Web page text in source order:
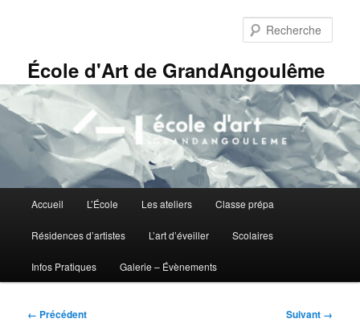
principalÉcole d'Art de GrandAngoulême
principal
Accueil L’École Les ateliers Classe prépa
Résidences d’artistes L’art d’éveiller Scolaires
Infos Pratiques Galerie – Évènements
Navigation
← Précédent Suivant →